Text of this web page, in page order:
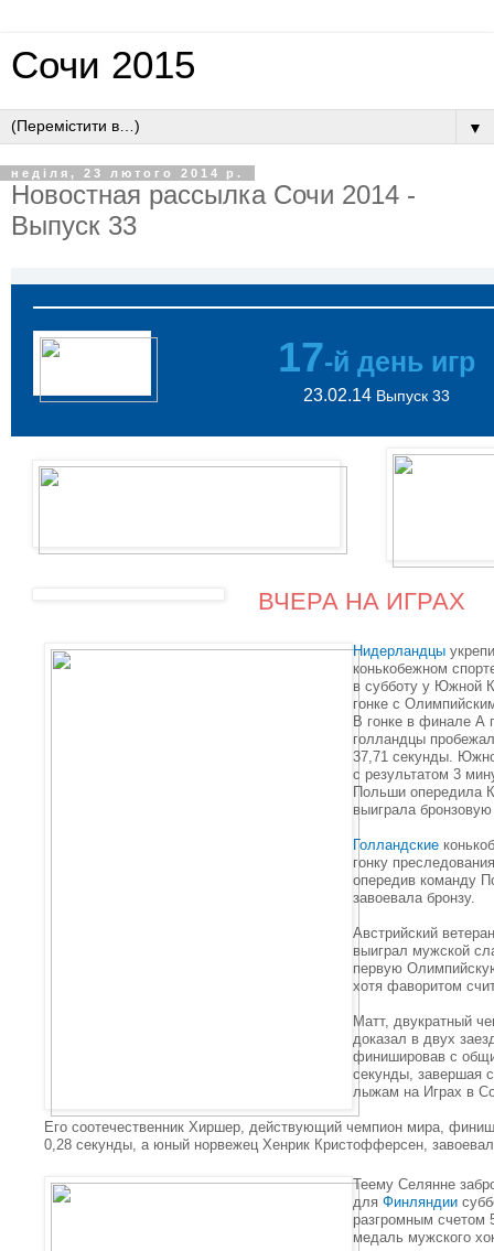
Сочи 2015
▼
неділя, 23 лютого 2014 р.
Новостная рассылка Сочи 2014 -
Выпуск 33
17-й день игр
23.02.14 Выпуск 33
ВЧЕРА НА ИГРАХ
Нидерландцы
конькобежном
в субботу у Южной
гонке с
В гонке в финале А
голландцы
37,71 секунды.
с результатом 3
Польши опередила
выиграла
Голландские
гонку
опередив команду
завоевала бронзу.
Австрийский
выиграл мужской
первую
хотя фаворитом
Матт, двукратный
доказал в двух
финишировав с
секунды, завершая
лыжам на Играх в
Его соотечественник Хиршер, действующий чемпион мира,
0,28 секунды, а юный норвежец Хенрик Кристофферсен, завоевал
Теему Селянне
для Финляндии
разгромным счетом
медаль мужского